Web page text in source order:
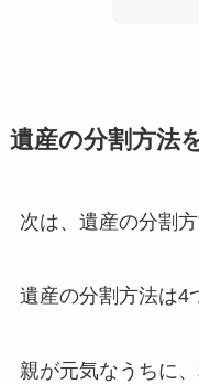
遺産の分割方法
次は、遺産の分割
遺産の分割方法は4
親が元気なうちに